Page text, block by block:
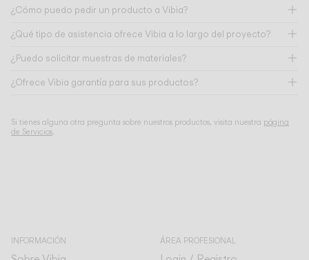
¿Cómo puedo pedir un producto a Vibia?
¿Qué tipo de asistencia ofrece Vibia a lo largo del proyecto?
¿Puedo solicitar muestras de materiales?
¿Ofrece Vibia garantía para sus productos?
Si tienes alguna otra pregunta sobre nuestros productos, visita nuestra página
de Servicios.
INFORMACIÓN ÁREA PROFESIONAL